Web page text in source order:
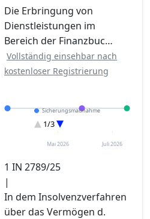
Die Erbringung von
Dienstleistungen im
Bereich der Finanzbuc…
Vollständig einsehbar nach
kostenloser Registrierung
Sicherungsmaßnahme
Eröffnung
Sonstiges
1/3
Mai 2026 Juli 2026
1 IN 2789/25
|
In dem Insolvenzverfahren
über das Vermögen d.